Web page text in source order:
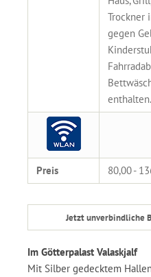
Trockner
gegen
enthalten.
Preis 80,00 -
Jetzt unverbindliche
Im Götterpalast Valaskjalf
Mit Silber gedecktem